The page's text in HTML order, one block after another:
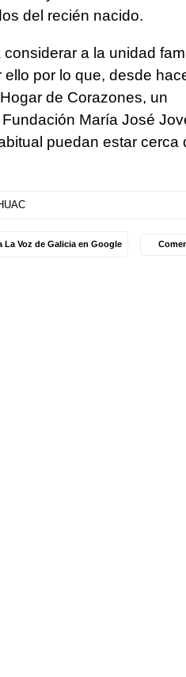
del recién nacido.
a la unidad
por lo que, desde
de Corazones, un
María José
puedan estar cerca
La Voz de Galicia en Google